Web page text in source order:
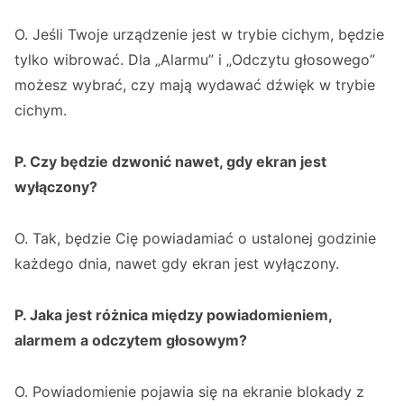
O. Jeśli Twoje urządzenie jest w trybie cichym, będzie
tylko wibrować. Dla „Alarmu” i „Odczytu głosowego”
możesz wybrać, czy mają wydawać dźwięk w trybie
cichym.
P. Czy będzie dzwonić nawet, gdy ekran jest
wyłączony?
O. Tak, będzie Cię powiadamiać o ustalonej godzinie
każdego dnia, nawet gdy ekran jest wyłączony.
P. Jaka jest różnica między powiadomieniem,
alarmem a odczytem głosowym?
O. Powiadomienie pojawia się na ekranie blokady z